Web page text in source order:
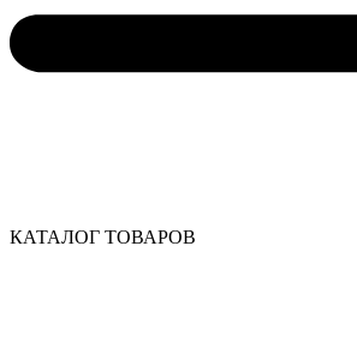
КАТАЛОГ ТОВАРОВ